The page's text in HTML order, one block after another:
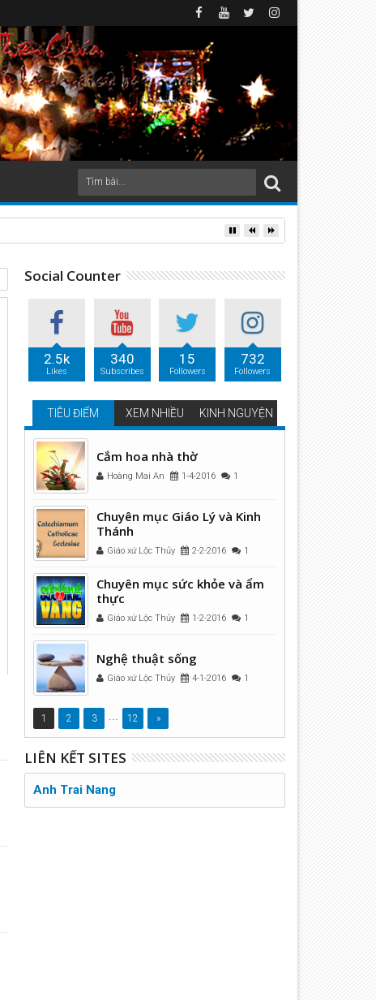
Social Counter
2.5k
Likes
340
Subscribes
15
Followers
732
Followers
TIÊU ĐIỂM XEM NHIỀU KINH NGUYỆN
Cắm hoa nhà thờ
Hoàng Mai An 1-4-2016 1
Chuyên mục Giáo Lý và Kinh
Thánh
Giáo xứ Lộc Thủy 2-2-2016 1
Chuyên mục sức khỏe và ẩm
thực
Giáo xứ Lộc Thủy 1-2-2016 1
Nghệ thuật sống
Giáo xứ Lộc Thủy 4-1-2016 1
1 2 3 ... 12 »
LIÊN KẾT SITES
Anh Trai Nang